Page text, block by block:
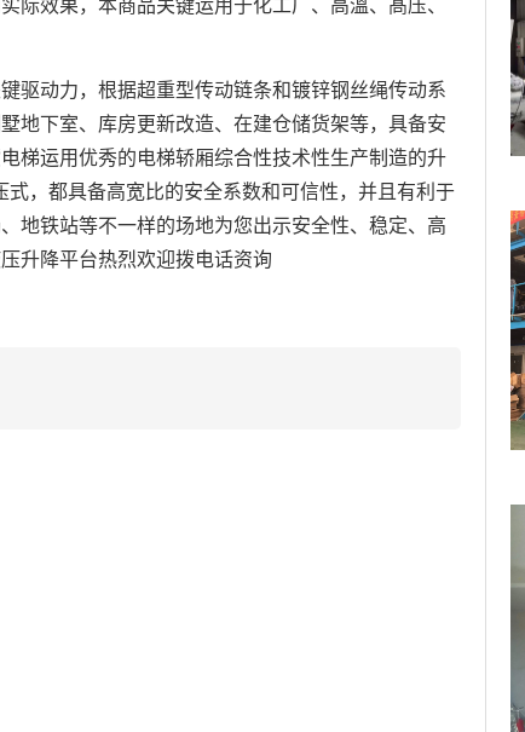
动力，根据超重型传动链条和镀锌钢丝绳传动系
地下室、库房更新改造、在建仓储货架等，具备安
梯运用优秀的电梯轿厢综合性技术性生产制造的升
，都具备高宽比的安全系数和可信性，并且有利于
地铁站等不一样的场地为您出示安全性、稳定、高
升降平台热烈欢迎拨电话资询